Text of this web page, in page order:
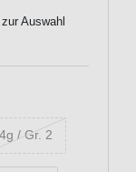
Auswahl
4g / Gr. 2